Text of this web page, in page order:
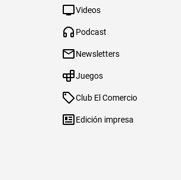
Videos
Podcast
Newsletters
Juegos
Club El Comercio
Edición impresa